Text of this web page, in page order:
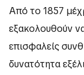
Από το 1857
εξακολουθούν
επισφαλείς
δυνατότητα